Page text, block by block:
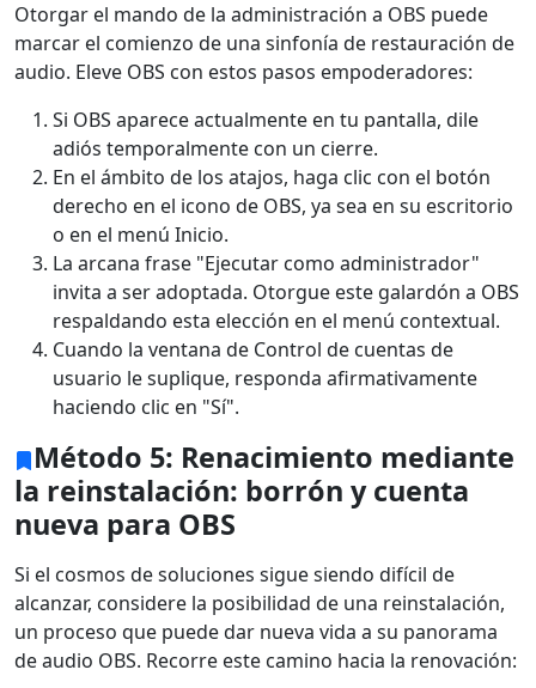
Otorgar el mando de la administración a OBS puede
marcar el comienzo de una sinfonía de restauración de
audio. Eleve OBS con estos pasos empoderadores:
Si OBS aparece actualmente en tu pantalla, dile
adiós temporalmente con un cierre.
En el ámbito de los atajos, haga clic con el botón
derecho en el icono de OBS, ya sea en su escritorio
o en el menú Inicio.
La arcana frase "Ejecutar como administrador"
invita a ser adoptada. Otorgue este galardón a OBS
respaldando esta elección en el menú contextual.
Cuando la ventana de Control de cuentas de
usuario le suplique, responda afirmativamente
haciendo clic en "Sí".
Método 5: Renacimiento mediante
la reinstalación: borrón y cuenta
nueva para OBS
Si el cosmos de soluciones sigue siendo difícil de
alcanzar, considere la posibilidad de una reinstalación,
un proceso que puede dar nueva vida a su panorama
de audio OBS. Recorre este camino hacia la renovación:
Cambio de idioma
English Nederlands
Tiếng Việt
日本
Español
Português
Deutsche
Français
Italiano
Norsk
Dansk
Ελληνικά
Türk
русский
हिंदी
தமிழ்
Bahasa Melayu
ไทย
한국어
Gaeilge
繁體中文